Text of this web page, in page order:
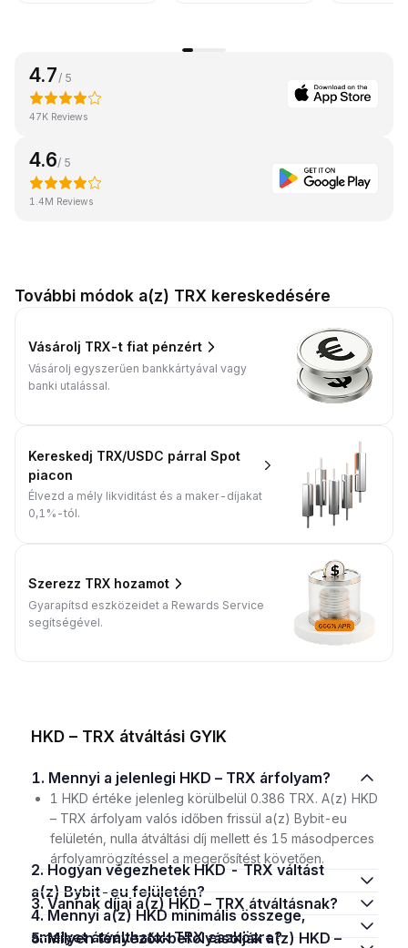
4.7 / 5
47K Reviews
4.6/ 5
1.4M Reviews
További módok a(z) TRX kereskedésére
Vásárolj TRX-t fiat pénzért
Vásárolj egyszerűen bankkártyával vagy
banki utalással.
Kereskedj TRX/USDC párral Spot
piacon
Élvezd a mély likviditást és a maker-díjakat
0,1%-tól.
Szerezz TRX hozamot
Gyarapítsd eszközeidet a Rewards Service
segítségével.
HKD – TRX átváltási GYIK
1. Mennyi a jelenlegi HKD – TRX árfolyam?
1 HKD értéke jelenleg körülbelül 0.386 TRX. A(z) HKD
– TRX árfolyam valós időben frissül a(z) Bybit-eu
felületén, nulla átváltási díj mellett és 15 másodperces
árfolyamrögzítéssel a megerősítést követően.
2. Hogyan végezhetek HKD - TRX váltást
a(z) Bybit-eu felületén?
3. Vannak díjai a(z) HKD – TRX átváltásnak?
4. Mennyi a(z) HKD minimális összege,
amelyet átválthatok TRX eszközre?
5. Milyen tényezők befolyásolják a(z) HKD –